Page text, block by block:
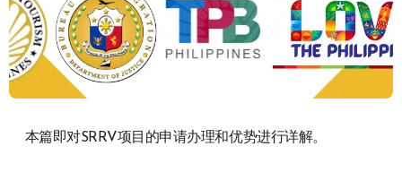
本篇即对SRRV项目的申请办理和优势进行详解。